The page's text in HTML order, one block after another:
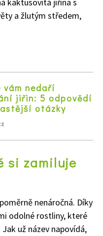
kaktusovitá jiřina s
a žlutým středem,
vám nedaří
jiřin: 5 odpovědí
otázky
si zamiluje
nenáročná. Díky
odolné rostliny, které
už název napovídá,